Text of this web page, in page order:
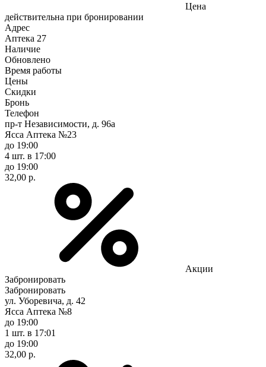
Цена
действительна при бронировании
Адрес
Аптека 27
Наличие
Обновлено
Время работы
Цены
Скидки
Бронь
Телефон
пр-т Независимости, д. 96а
Ясса Аптека №23
до 19:00
4 шт. в 17:00
до 19:00
32,00 р.
Акции
Забронировать
Забронировать
ул. Уборевича, д. 42
Ясса Аптека №8
до 19:00
1 шт. в 17:01
до 19:00
32,00 р.